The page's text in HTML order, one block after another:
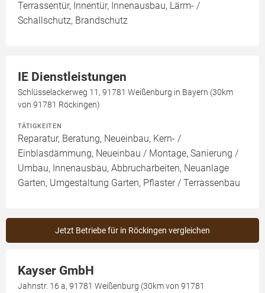
Terrassentür, Innentür, Innenausbau, Lärm- /
Schallschutz, Brandschutz
IE Dienstleistungen
Schlüsselackerweg 11, 91781 Weißenburg in Bayern (30km
von 91781 Röckingen)
TÄTIGKEITEN
Reparatur, Beratung, Neueinbau, Kern- /
Einblasdämmung, Neueinbau / Montage, Sanierung /
Umbau, Innenausbau, Abbrucharbeiten, Neuanlage
Garten, Umgestaltung Garten, Pflaster / Terrassenbau
Jetzt Betriebe für in Röckingen vergleichen
Kayser GmbH
Jahnstr. 16 a, 91781 Weißenburg (30km von 91781